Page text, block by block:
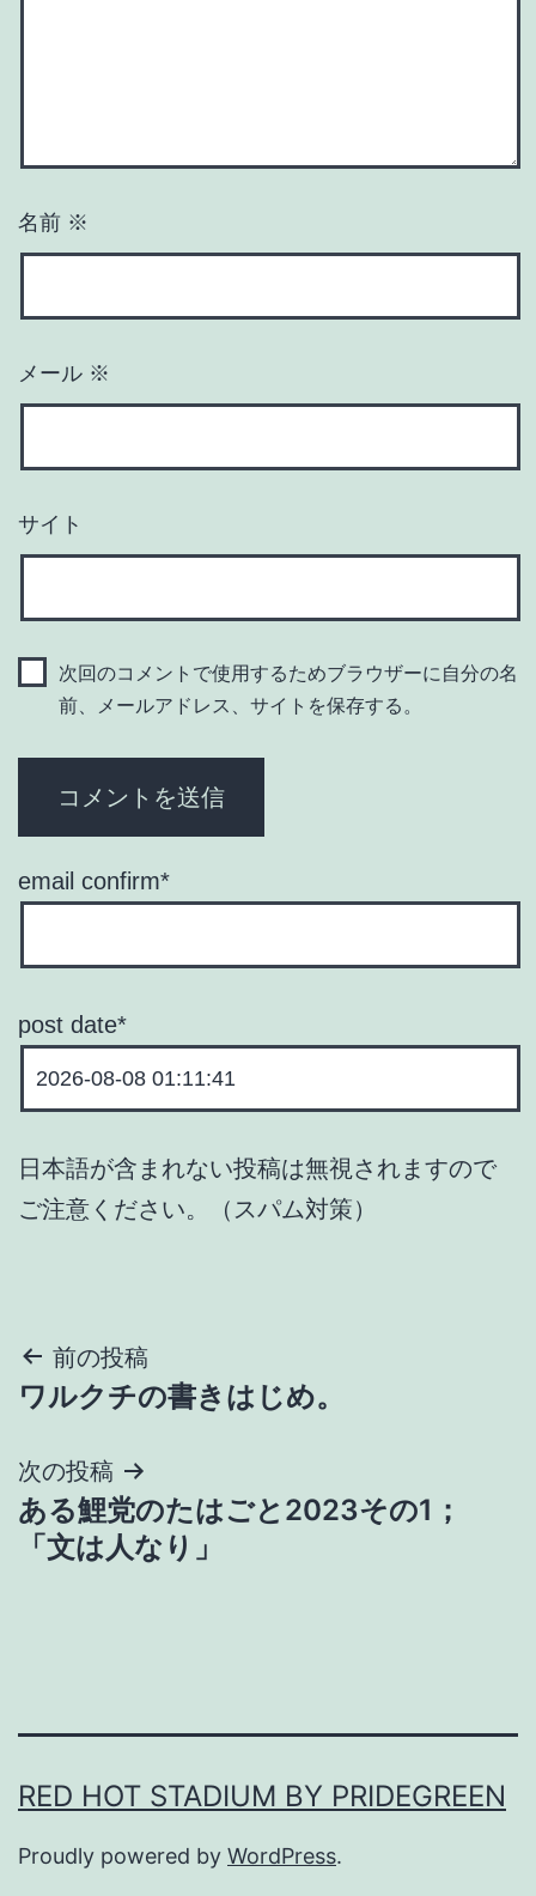
名前 ※
メール ※
サイト
次回のコメントで使用するためブラウザーに自分の名
前、メールアドレス、サイトを保存する。
email confirm*
post date*
日本語が含まれない投稿は無視されますので
ご注意ください。（スパム対策）
投
稿
ナ
ビ
ョ
ン
前の投稿
ワルクチの書きはじめ。
次の投稿
ある鯉党のたはごと2023その1；
「文は人なり」
RED HOT STADIUM BY PRIDEGREEN
Proudly powered by WordPress.